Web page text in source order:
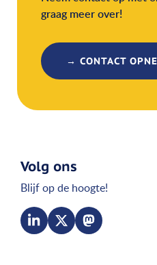
graag meer over!
→ CONTACT
Volg ons
Blijf op de hoogte!